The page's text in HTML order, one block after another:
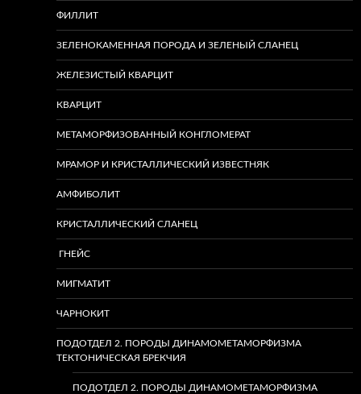
ФИЛЛИТ
ЗЕЛЕНОКАМЕННАЯ ПОРОДА И ЗЕЛЕНЫЙ СЛАНЕЦ
ЖЕЛЕЗИСТЫЙ КВАРЦИТ
КВАРЦИТ
МЕТАМОРФИЗОВАННЫЙ КОНГЛОМЕРАТ
МРАМОР И КРИСТАЛЛИЧЕСКИЙ ИЗВЕСТНЯК
АМФИБОЛИТ
КРИСТАЛЛИЧЕСКИЙ СЛАНЕЦ
ГНЕЙС
МИГМАТИТ
ЧАРНОКИТ
ПОДОТДЕЛ 2. ПОРОДЫ ДИНАМОМЕТАМОРФИЗМА
ТЕКТОНИЧЕСКАЯ БРЕКЧИЯ
ПОДОТДЕЛ 2. ПОРОДЫ ДИНАМОМЕТАМОРФИЗМА